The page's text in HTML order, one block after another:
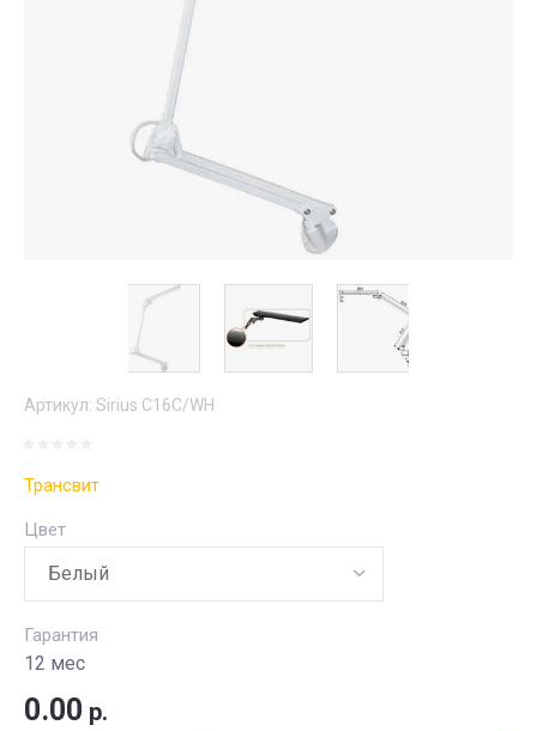
Артикул: Sirius C16C/WH
Трансвит
Цвет
Гарантия
12 мес
0.00 р.